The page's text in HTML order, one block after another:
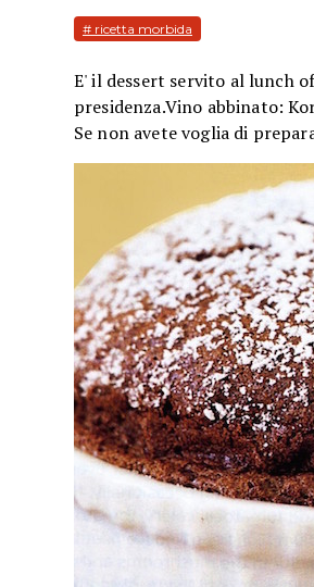
# ricetta morbida
E' il dessert servito al lunch
presidenza.Vino abbinato:
Se non avete voglia di